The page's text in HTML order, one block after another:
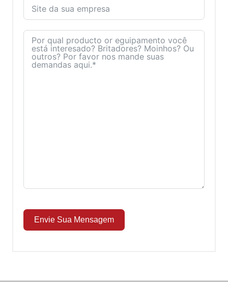
Envie Sua Mensagem